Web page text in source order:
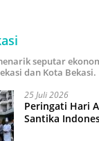
seputar
dan Kota Bekasi.
25 Juli 2026
Peringati Hari
Santika